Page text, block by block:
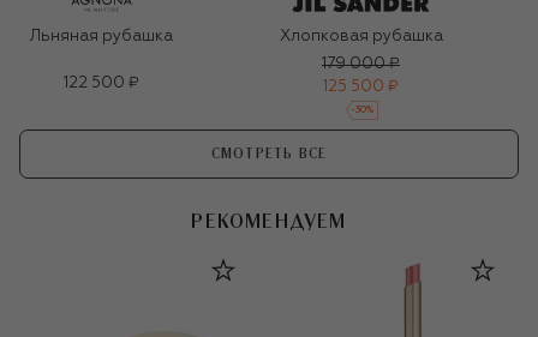
Льняная рубашка
122 500 ₽
Хлопковая рубашка
179 000 ₽
125 500 ₽
-30%
СМОТРЕТЬ ВСЕ
РЕКОМЕНДУЕМ